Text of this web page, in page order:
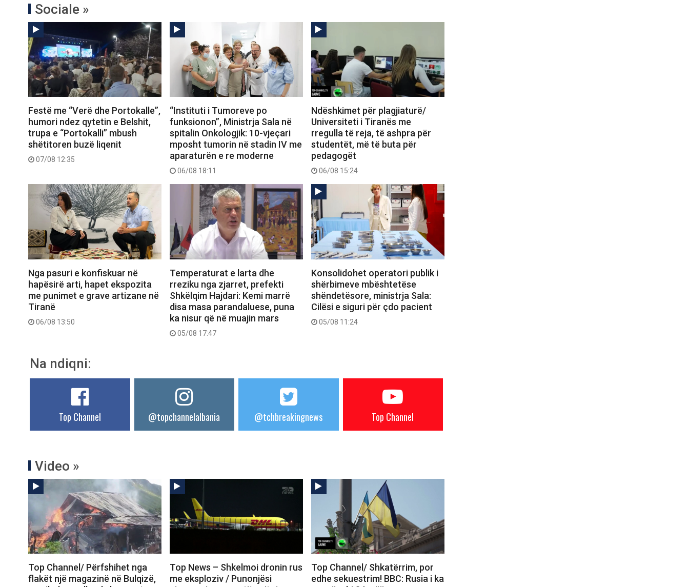
Sociale »
Festë me “Verë dhe Portokalle”,
humori ndez qytetin e Belshit,
trupa e “Portokalli” mbush
shëtitoren buzë liqenit
07/08 12:35
“Instituti i Tumoreve po
funksionon”, Ministrja Sala në
spitalin Onkologjik: 10-vjeçari
mposht tumorin në stadin IV me
aparaturën e re moderne
06/08 18:11
Ndëshkimet për plagjiaturë/
Universiteti i Tiranës me
rregulla të reja, të ashpra për
studentët, më të buta për
pedagogët
06/08 15:24
Nga pasuri e konfiskuar në
hapësirë arti, hapet ekspozita
me punimet e grave artizane në
Tiranë
06/08 13:50
Temperaturat e larta dhe
rreziku nga zjarret, prefekti
Shkëlqim Hajdari: Kemi marrë
disa masa parandaluese, puna
ka nisur që në muajin mars
05/08 17:47
Konsolidohet operatori publik i
shërbimeve mbështetëse
shëndetësore, ministrja Sala:
Cilësi e siguri për çdo pacient
05/08 11:24
Na ndiqni:
Top Channel @topchannelalbania @tchbreakingnews Top Channel
Video »
Top Channel/ Përfshihet nga
flakët një magazinë në Bulqizë,
Top News – Shkelmoi dronin rus
me eksploziv / Punonjësi
Top Channel/ Shkatërrim, por
edhe sekuestrim! BBC: Rusia i ka